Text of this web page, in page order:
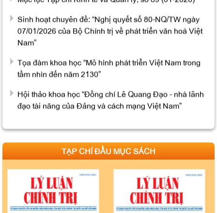
Sinh hoạt chuyên đề: “Nghị quyết số 80-NQ/TW ngày
07/01/2026 của Bộ Chính trị về phát triển văn hoá Việt
Nam”
Tọa đàm khoa học “Mô hình phát triển Việt Nam trong
tầm nhìn đến năm 2130”
Hội thảo khoa học “Đồng chí Lê Quang Đạo - nhà lãnh
đạo tài năng của Đảng và cách mạng Việt Nam”
Mục lục Tạp chí Thông tin khoa học Lý luận chính trị số
Bế giảng Lớp tập huấn giảng viên giảng dạy nội dung
giáo trình Cao cấp lý luận chính trị mới, môn Nhà nước
và Pháp luật Việt Nam
Thông báo tổ chức bảo vệ luận án tiến sĩ cho Nghiên
cứu sinh Lê Thị Phương
TẠP CHÍ ĐẦU MỤC SÁCH